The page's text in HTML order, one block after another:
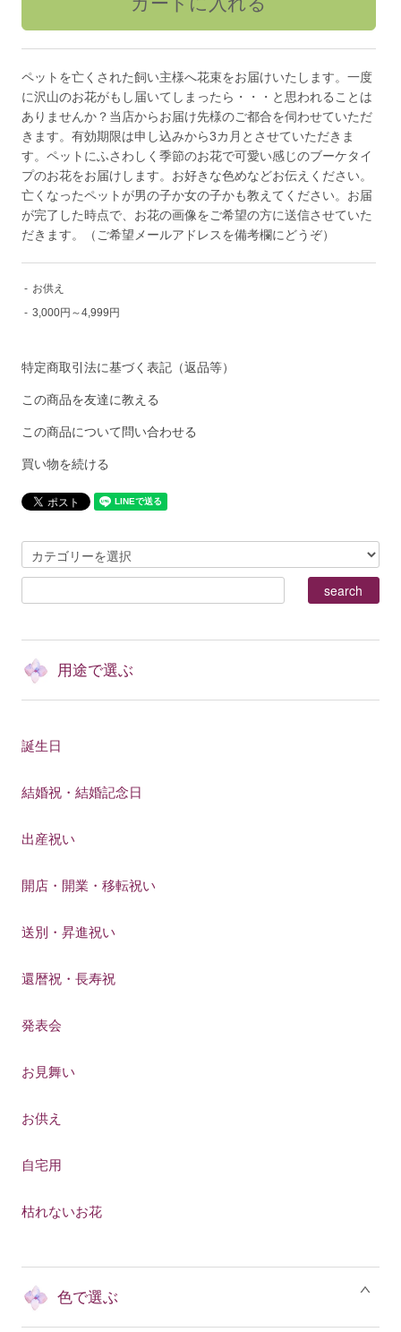
ペットを亡くされた飼い主様へ花束をお届けいたします。一度
に沢山のお花がもし届いてしまったら・・・と思われることは
ありませんか？当店からお届け先様のご都合を伺わせていただ
きます。有効期限は申し込みから3カ月とさせていただきま
す。ペットにふさわしく季節のお花で可愛い感じのブーケタイ
プのお花をお届けします。お好きな色めなどお伝えください。
亡くなったペットが男の子か女の子かも教えてください。お届
が完了した時点で、お花の画像をご希望の方に送信させていた
だきます。（ご希望メールアドレスを備考欄にどうぞ）
- お供え
- 3,000円～4,999円
特定商取引法に基づく表記（返品等）
この商品を友達に教える
この商品について問い合わせる
買い物を続ける
用途で選ぶ
誕生日
結婚祝・結婚記念日
出産祝い
開店・開業・移転祝い
送別・昇進祝い
還暦祝・長寿祝
発表会
お見舞い
お供え
自宅用
枯れないお花
色で選ぶ